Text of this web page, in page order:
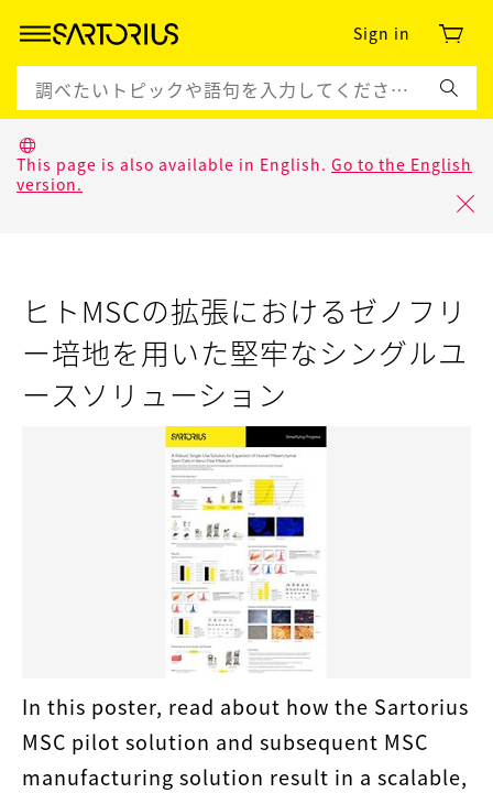
Sign in
This page is also available in English. Go to the English
version.
ヒトMSCの拡張におけるゼノフリ
ー培地を用いた堅牢なシングルユ
ースソリューション
In this poster, read about how the Sartorius
MSC pilot solution and subsequent MSC
manufacturing solution result in a scalable,